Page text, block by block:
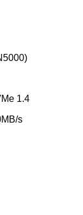
1.4
s